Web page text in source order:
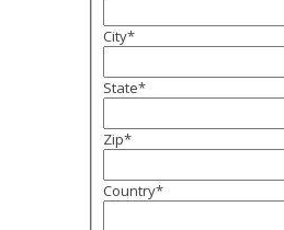
City*
State*
Zip*
Country*